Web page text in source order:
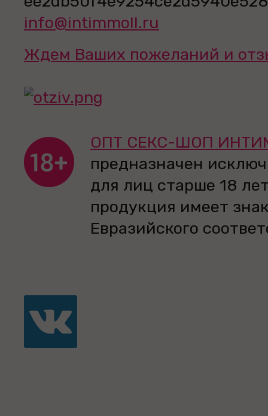
info@intimmoll.ru
Ждем Ваших пожеланий и
ОПТ СЕКС-ШОП
предназначен
для лиц старше 18
продукция имеет
Евразийского